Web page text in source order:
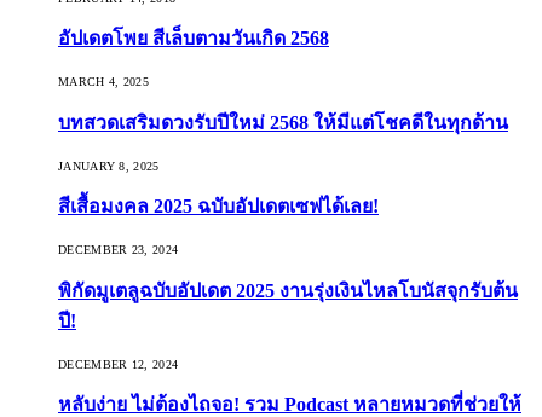
อัปเดตโพย สีเล็บตามวันเกิด 2568
MARCH 4, 2025
บทสวดเสริมดวงรับปีใหม่ 2568 ให้มีแต่โชคดีในทุกด้าน
JANUARY 8, 2025
สีเสื้อมงคล 2025 ฉบับอัปเดตเซฟได้เลย!
DECEMBER 23, 2024
พิกัดมูเตลูฉบับอัปเดต 2025 งานรุ่งเงินไหลโบนัสจุกรับต้น
ปี!
DECEMBER 12, 2024
หลับง่าย ไม่ต้องไถจอ! รวม Podcast หลายหมวดที่ช่วยให้